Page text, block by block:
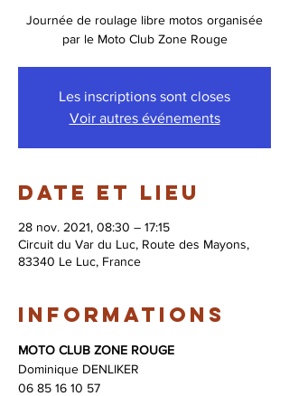
Journée de roulage libre motos organisée
par le Moto Club Zone Rouge
Les inscriptions sont closes
Voir autres événements
Date et lieu
28 nov. 2021, 08:30 – 17:15
Circuit du Var du Luc, Route des Mayons,
83340 Le Luc, France
Informations
MOTO CLUB ZONE ROUGE
Dominique DENLIKER
06 85 16 10 57